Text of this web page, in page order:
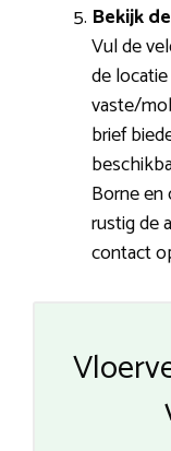
Bekijk
Vul de
de
vaste/
brief
Borne
rustig de
contact